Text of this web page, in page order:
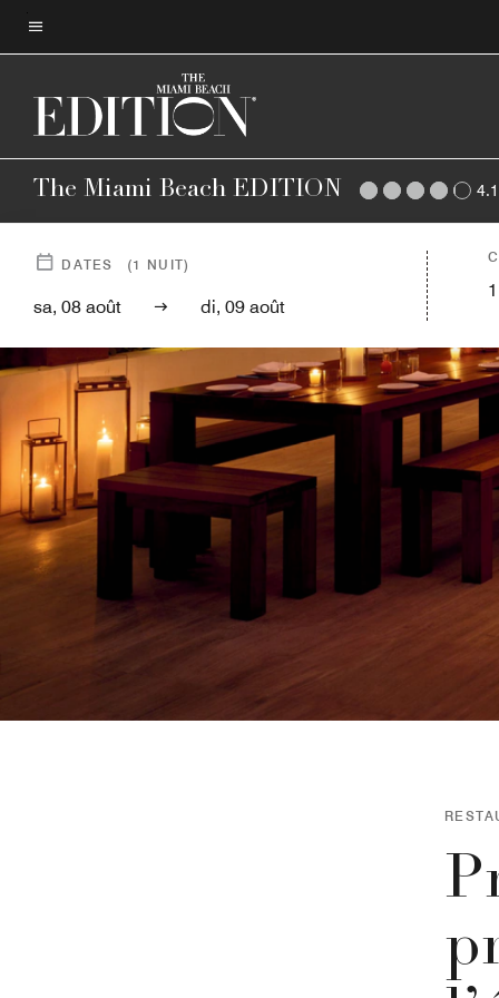
Skip
to
content
Texte du menu
The Miami Beach EDITION 4.1
DATES (1 NUIT)
sa, 08 août di, 09 août
1